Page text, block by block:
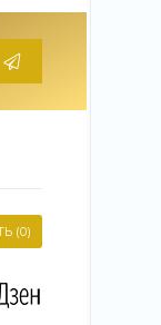
(0)